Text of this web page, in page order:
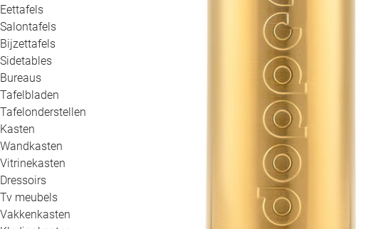
Eettafels
Salontafels
Bijzettafels
Sidetables
Bureaus
Tafelbladen
Tafelonderstellen
Kasten
Wandkasten
Vitrinekasten
Dressoirs
Tv meubels
Vakkenkasten